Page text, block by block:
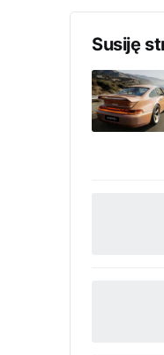
Susiję